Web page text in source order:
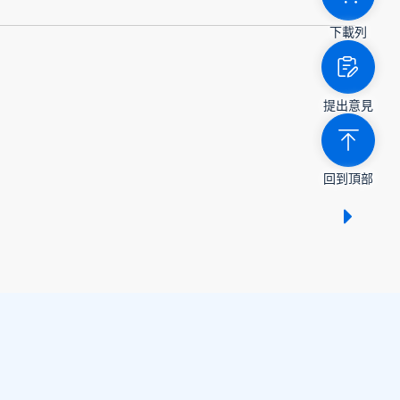
下載列
提出意見
回到頂部